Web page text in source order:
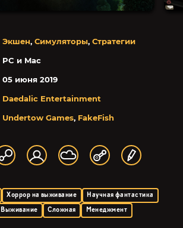
Экшен, Симуляторы, Стратегии
PC и Mac
05 июня 2019
Daedalic Entertainment
Undertow Games, FakeFish
Хоррор на выживание
Научная фантастика
Выживание Сложная Менеджмент